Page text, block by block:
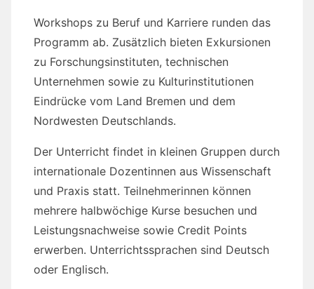
Workshops zu Beruf und Karriere runden das
Programm ab. Zusätzlich bieten Exkursionen
zu Forschungsinstituten, technischen
Unternehmen sowie zu Kulturinstitutionen
Eindrücke vom Land Bremen und dem
Nordwesten Deutschlands.
Der Unterricht findet in kleinen Gruppen durch
internationale Dozentinnen aus Wissenschaft
und Praxis statt. Teilnehmerinnen können
mehrere halbwöchige Kurse besuchen und
Leistungsnachweise sowie Credit Points
erwerben. Unterrichtssprachen sind Deutsch
oder Englisch.